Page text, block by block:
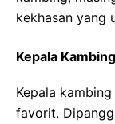
kekhasan yang
Kepala
Kepala
favorit.